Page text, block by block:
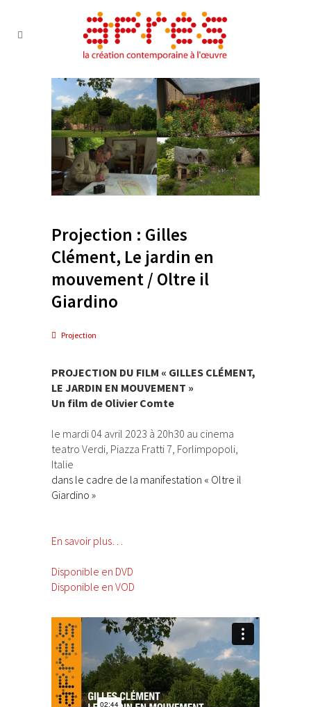
Projection : Gilles
Clément, Le jardin en
mouvement / Oltre il
Giardino
Projection
PROJECTION DU FILM « GILLES CLÉMENT,
LE JARDIN EN MOUVEMENT »
Un film de Olivier Comte
le mardi 04 avril 2023 à 20h30 au cinema
teatro Verdi, Piazza Fratti 7, Forlimpopoli,
Italie
dans le cadre de la manifestation « Oltre il
Giardino »
En savoir plus…
Disponible en DVD
Disponible en VOD